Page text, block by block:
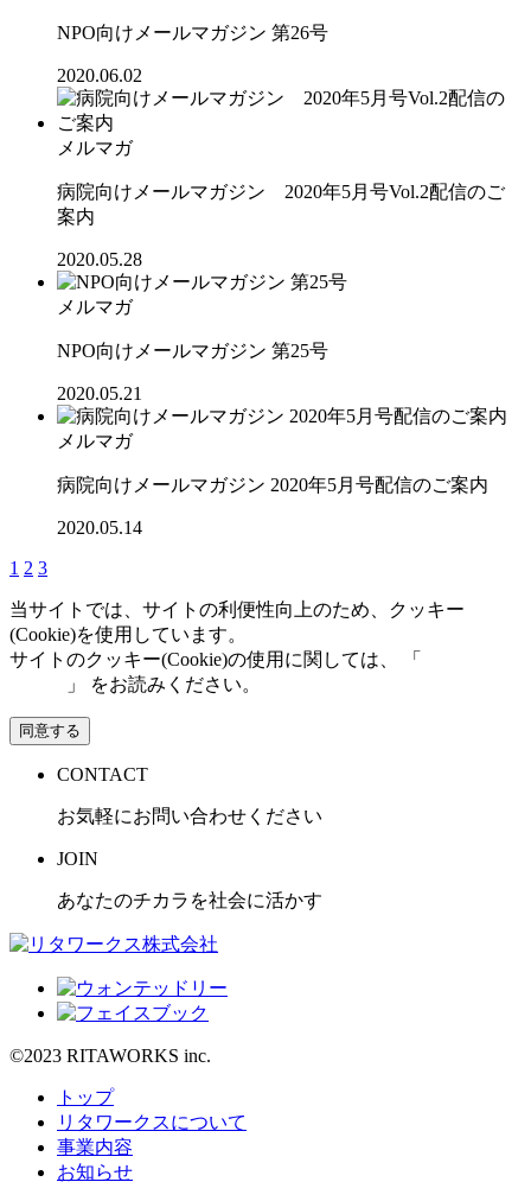
NPO向けメールマガジン 第26号
2020.06.02
メルマガ
病院向けメールマガジン 2020年5月号Vol.2配信のご
案内
2020.05.28
メルマガ
NPO向けメールマガジン 第25号
2020.05.21
メルマガ
病院向けメールマガジン 2020年5月号配信のご案内
2020.05.14
1 2 3
当サイトでは、サイトの利便性向上のため、クッキー
(Cookie)を使用しています。
サイトのクッキー(Cookie)の使用に関しては、 「
」 をお読みください。
同意する
CONTACT
お気軽にお問い合わせください
JOIN
あなたのチカラを社会に活かす
©2023 RITAWORKS inc.
トップ
リタワークスについて
事業内容
お知らせ